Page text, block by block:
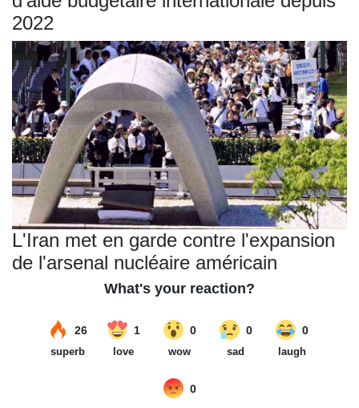
2022
L'Iran met en garde contre l'expansion
de l'arsenal nucléaire américain